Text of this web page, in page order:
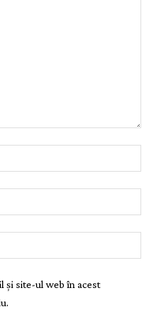
și site-ul web în acest